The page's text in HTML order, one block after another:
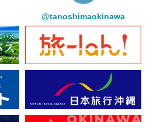
@tanoshimaokinawa